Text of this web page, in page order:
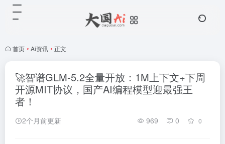
首页 • Ai资讯 • 正文
🚀智谱GLM-5.2全量开放：1M上下文+下周
开源MIT协议，国产AI编程模型迎最强王
者！
2个月前更新 969 0 0